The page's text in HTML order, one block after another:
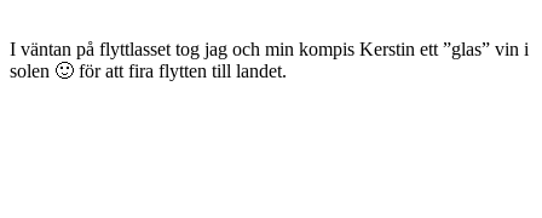
I väntan på flyttlasset tog jag och min kompis Kerstin ett ”glas” vin i
solen 🙂 för att fira flytten till landet.